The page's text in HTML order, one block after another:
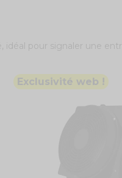
pour signaler une
Exclusivité web !